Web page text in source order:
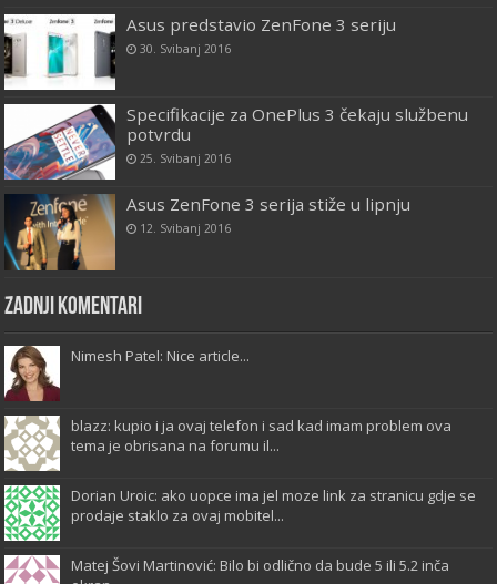
Asus predstavio ZenFone 3 seriju
30. Svibanj 2016
Specifikacije za OnePlus 3 čekaju službenu
potvrdu
25. Svibanj 2016
Asus ZenFone 3 serija stiže u lipnju
12. Svibanj 2016
Zadnji komentari
Nimesh Patel: Nice article...
blazz: kupio i ja ovaj telefon i sad kad imam problem ova
tema je obrisana na forumu il...
Dorian Uroic: ako uopce ima jel moze link za stranicu gdje se
prodaje staklo za ovaj mobitel...
Matej Šovi Martinović: Bilo bi odlično da bude 5 ili 5.2 inča